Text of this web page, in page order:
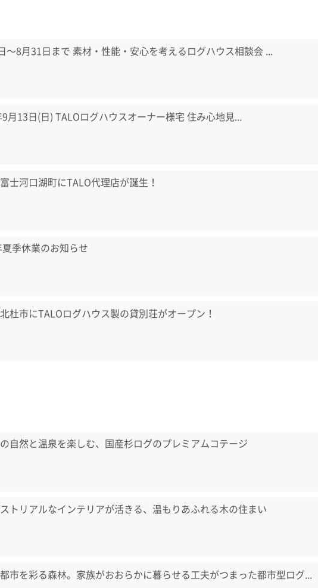
〜8月31日まで 素材・性能・安心を考えるログハウス相談会 ...
月13日(日) TALOログハウスオーナー様宅 住み心地見...
士河口湖町にTALO代理店が誕生！
季休業のお知らせ
杜市にTALOログハウス製の貸別荘がオープン！
自然と温泉を楽しむ、国産杉ログのプレミアムコテージ
トリアルなインテリアが活きる、温もりあふれる木の住まい
市を彩る森林。家族がおおらかに暮らせる工夫がつまった都市型ログ...